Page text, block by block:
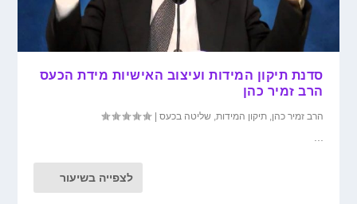
סדנת תיקון המידות ועיצוב האישיות מידת הכעס
הרב זמיר כהן
הרב זמיר כהן ,תיקון המידות ,שליטה בכעס |
לצפייה בשיעור